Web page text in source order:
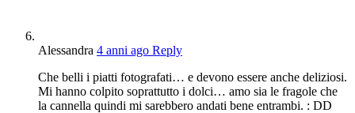
Alessandra 4 anni ago Reply
Che belli i piatti fotografati… e devono essere anche deliziosi.
Mi hanno colpito soprattutto i dolci… amo sia le fragole che
la cannella quindi mi sarebbero andati bene entrambi. : DD